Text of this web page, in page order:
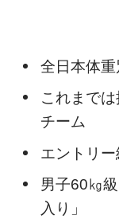
全日本体
これまで
チーム
エントリ
男子60㎏
入り」